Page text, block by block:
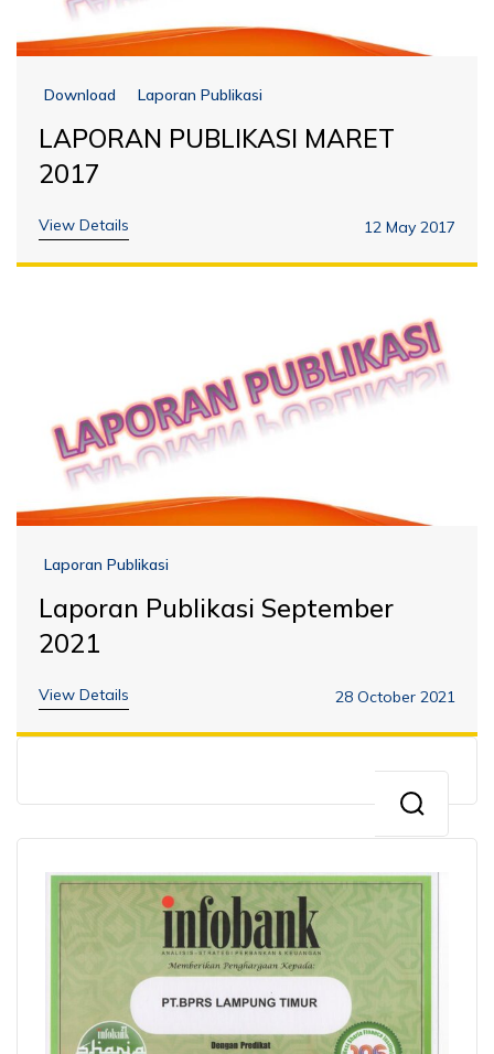
Download Laporan Publikasi
LAPORAN PUBLIKASI MARET
2017
View Details 12 May 2017
Laporan Publikasi
Laporan Publikasi September
2021
View Details 28 October 2021